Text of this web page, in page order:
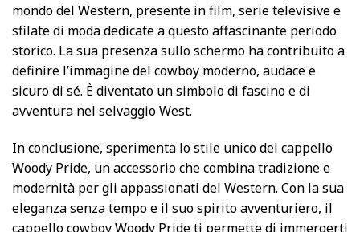
mondo del Western, presente in film, serie televisive e
sfilate di moda dedicate a questo affascinante periodo
storico. La sua presenza sullo schermo ha contribuito a
definire l’immagine del cowboy moderno, audace e
sicuro di sé. È diventato un simbolo di fascino e di
avventura nel selvaggio West.
In conclusione, sperimenta lo stile unico del cappello
Woody Pride, un accessorio che combina tradizione e
modernità per gli appassionati del Western. Con la sua
eleganza senza tempo e il suo spirito avventuriero, il
cappello cowboy Woody Pride ti permette di immergerti